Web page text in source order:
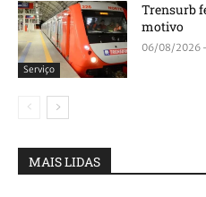
Serviço
Trensurb
motivo
06/08/2026
MAIS LIDAS